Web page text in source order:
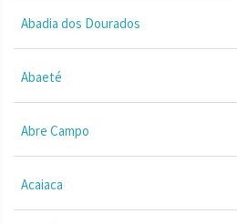
Abadia dos Dourados
Abaeté
Abre Campo
Acaiaca